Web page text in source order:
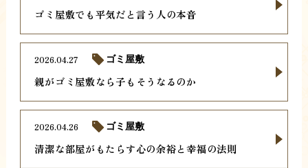
ゴミ屋敷でも平気だと言う人の本音
親がゴミ屋敷なら子もそうなるのか
2026.04.27 ゴミ屋敷
清潔な部屋がもたらす心の余裕と幸福の法則
2026.04.26 ゴミ屋敷